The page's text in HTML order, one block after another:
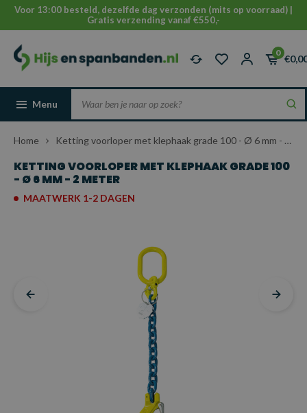
Voor 13:00 besteld, dezelfde dag verzonden (mits op voorraad) |
Gratis verzending vanaf €550,-
0
Menu
Home Ketting voorloper met klephaak grade 100 - Ø 6 mm - 2 meter
KETTING VOORLOPER MET KLEPHAAK GRADE 100
- Ø 6 MM - 2 METER
MAATWERK 1-2 DAGEN